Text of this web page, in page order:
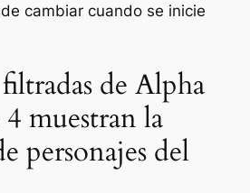
cambiar cuando se inicie
de Alpha
muestran la
personajes del